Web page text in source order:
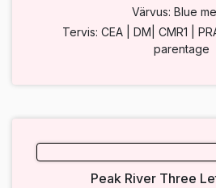
Värvus: Blue
Tervis: CEA | DM| CMR1 |
parentage
Peak River Three